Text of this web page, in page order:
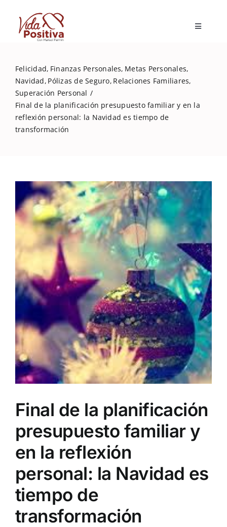
content
Toggle
Marisol Fermín
Capacitaciones
Felicidad Finanzas Personales Metas Personales
Navidad Pólizas de Seguro Relaciones Familiares
Superación Personal
Final de la planificación presupuesto familiar y en la
reflexión personal: la Navidad es tiempo de
transformación
Final de la planificación
presupuesto familiar y
en la reflexión
personal: la Navidad es
tiempo de
transformación